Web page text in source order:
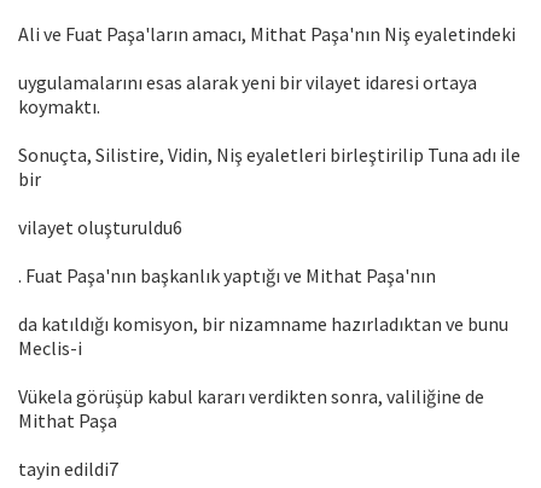
Ali ve Fuat Paşa'ların amacı, Mithat Paşa'nın Niş eyaletindeki
uygulamalarını esas alarak yeni bir vilayet idaresi ortaya
koymaktı.
Sonuçta, Silistire, Vidin, Niş eyaletleri birleştirilip Tuna adı ile
bir
vilayet oluşturuldu6
. Fuat Paşa'nın başkanlık yaptığı ve Mithat Paşa'nın
da katıldığı komisyon, bir nizamname hazırladıktan ve bunu
Meclis-i
Vükela görüşüp kabul kararı verdikten sonra, valiliğine de
Mithat Paşa
tayin edildi7